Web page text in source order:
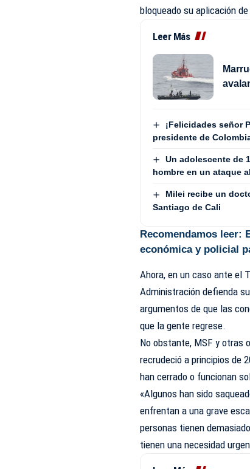
bloqueado su aplicación
Leer Más
¡Felicidades señor
presidente de
Un adolescente de
hombre en un ataque
Milei recibe un
Santiago de Cali
Recomendamos leer:
económica y policial
Ahora, en un caso ante el
Administración defienda
argumentos de que las
que la gente regrese.
No obstante, MSF y otras
recrudeció a principios de
han cerrado o funcionan
«Algunos han sido
enfrentan a una grave
personas tienen
tienen una necesidad